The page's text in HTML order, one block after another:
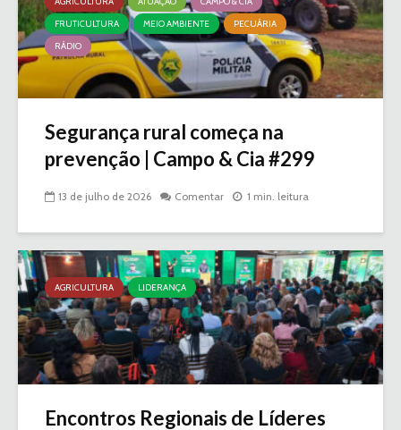
FRUTICULTURA
MEIO AMBIENTE
PECUÁRIA
RÁDIO
Segurança rural começa na
prevenção | Campo & Cia #299
13 de julho de 2026 Comentar 1 min. leitura
AGRICULTURA LIDERANÇA
Encontros Regionais de Líderes